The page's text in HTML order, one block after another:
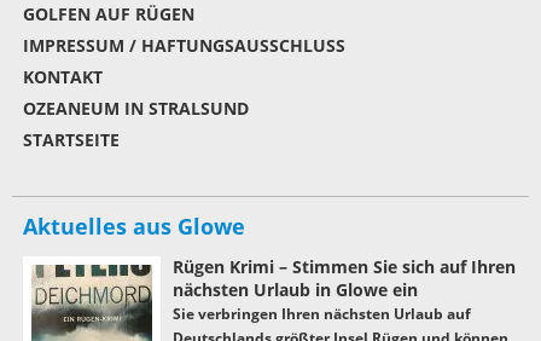
GOLFEN AUF RÜGEN
IMPRESSUM / HAFTUNGSAUSSCHLUSS
KONTAKT
OZEANEUM IN STRALSUND
STARTSEITE
Aktuelles aus Glowe
Rügen Krimi – Stimmen Sie sich auf Ihren
nächsten Urlaub in Glowe ein
Sie verbringen Ihren nächsten Urlaub auf